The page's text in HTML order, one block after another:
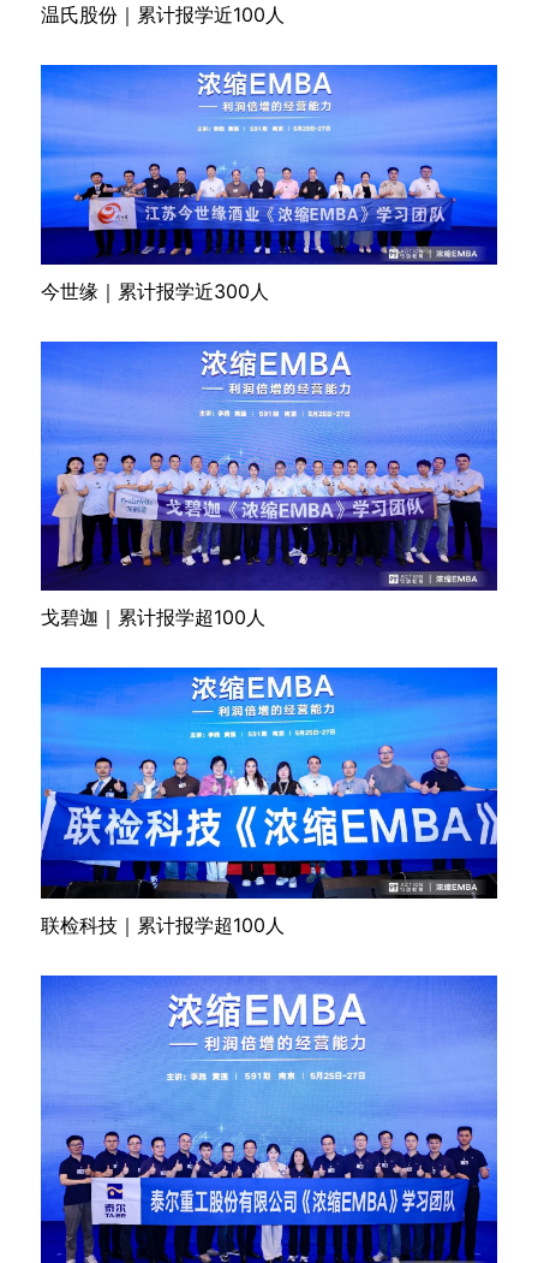
温氏股份｜累计报学近100人
今世缘｜累计报学近300人
戈碧迦｜累计报学超100人
联检科技｜累计报学超100人